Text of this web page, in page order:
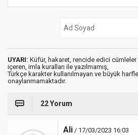
UYARI: Küfür, hakaret, rencide edici cümleler
içeren, imla kuralları ile yazılmamış,
Türkçe karakter kullanılmayan ve büyük
onaylanmamaktadır.
22 Yorum
Ali / 17/03/2023 16:03